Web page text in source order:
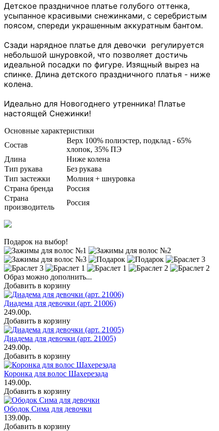
Детское праздничное платье голубого оттенка,
усыпанное красивыми снежинками, с серебристым
поясом, спереди украшенным аккуратным бантом.
Сзади нарядное платье для девочки регулируется
небольшой шнуровкой, что позволяет достичь
идеальной посадки по фигуре. Изящный вырез на
спинке. Длина детского праздничного платья - ниже
колена.
Идеально для Новогоднего утренника! Платье
настоящей Снежинки!
Основные характеристики
Состав
Верх 100% полиэстер, подклад - 65%
хлопок, 35% ПЭ
Длина
Ниже колена
Тип рукава
Без рукава
Тип застежки
Молния + шнуровка
Страна бренда
Россия
Страна
производитель
Россия
Подарок на выбор!
Образ можно дополнить...
Добавить в корзину
Диадема для девочки (арт. 21006)
249.00р.
Добавить в корзину
Диадема для девочки (арт. 21005)
249.00р.
Добавить в корзину
Коронка для волос Шахерезада
149.00р.
Добавить в корзину
Ободок Сима для девочки
139.00р.
Добавить в корзину